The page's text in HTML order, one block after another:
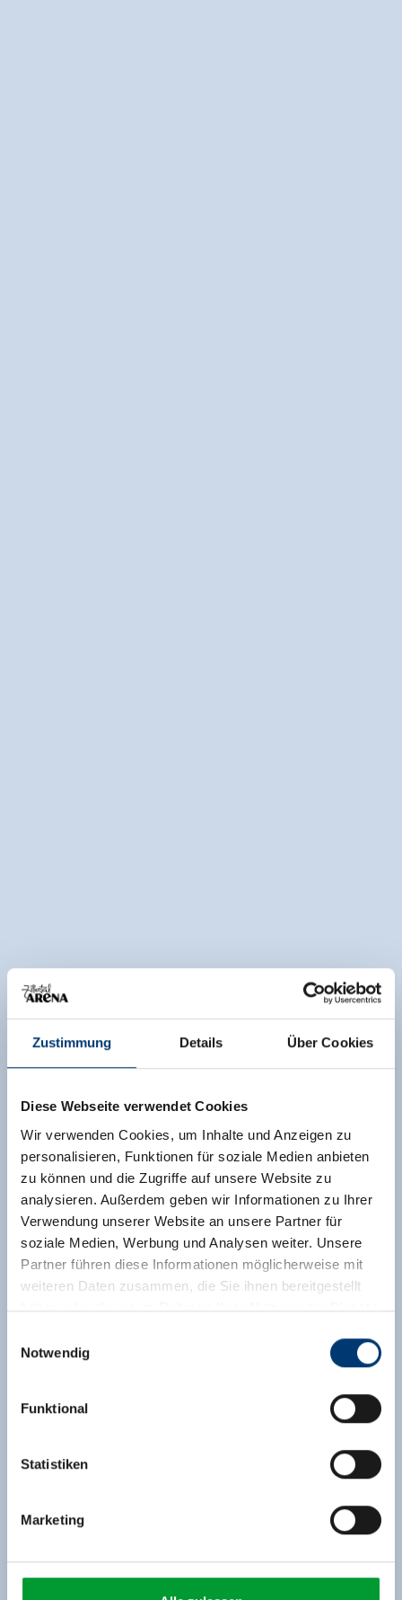
Zustimmung Details Über Cookies
Diese Webseite verwendet Cookies
Wir verwenden Cookies, um Inhalte und Anzeigen zu
personalisieren, Funktionen für soziale Medien anbieten
zu können und die Zugriffe auf unsere Website zu
analysieren. Außerdem geben wir Informationen zu Ihrer
Verwendung unserer Website an unsere Partner für
soziale Medien, Werbung und Analysen weiter. Unsere
Partner führen diese Informationen möglicherweise mit
weiteren Daten zusammen, die Sie ihnen bereitgestellt
haben oder die sie im Rahmen Ihrer Nutzung der Dienste
Rohr 23// A-6280 Zell am Ziller
www.zillertalarena.com
Notwendig
Funktional
Statistiken
Marketing